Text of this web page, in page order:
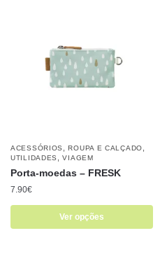
ACESSÓRIOS ,ROUPA E CALÇADO,
UTILIDADES ,VIAGEM
Porta-moedas – FRESK
7.90€
Ver opções